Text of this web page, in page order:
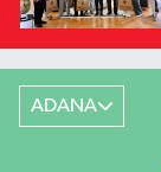
ADANA